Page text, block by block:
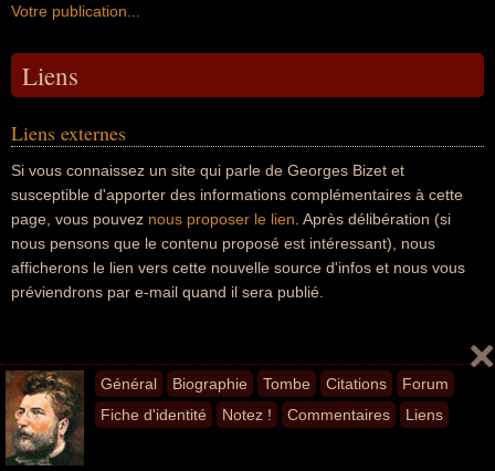
Général Biographie Tombe Citations
Forum
Fiche d'identité
Notez ! Commentaires Liens
Votre publication...
Liens
Liens externes
Si vous connaissez un site qui parle de Georges Bizet et
susceptible d'apporter des informations complémentaires à cette
page, vous pouvez nous proposer le lien . Après délibération (si
nous pensons que le contenu proposé est intéressant), nous
afficherons le lien vers cette nouvelle source d'infos et nous vous
préviendrons par e-mail quand il sera publié.
Coussins d'Exception
Découvrez les coussins d'exception